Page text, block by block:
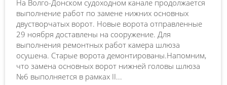
На Волго-Донском судоходном канале продолжается
выполнение работ по замене нижних основных
двустворчатых ворот. Новые ворота отправленные
29 ноября доставлены на сооружение. Для
выполнения ремонтных работ камера шлюза
осушена. Старые ворота демонтированы.Напомним,
что замена основных ворот нижней головы шлюза
№6 выполняется в рамках II...